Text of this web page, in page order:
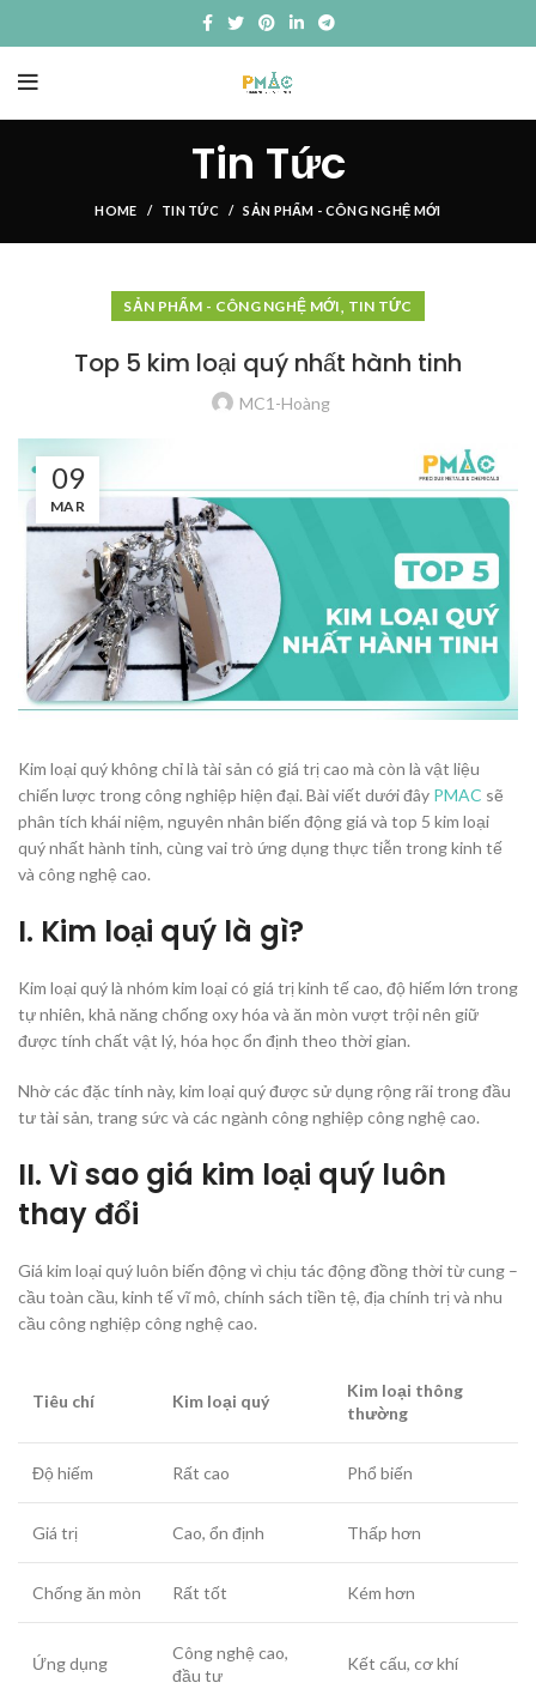
Tin Tức
HOME TIN TỨC SẢN PHẨM - CÔNG NGHỆ MỚI
SẢN PHẨM - CÔNG NGHỆ MỚI, TIN TỨC
Top 5 kim loại quý nhất hành tinh
MC1-Hoàng
09
MAR
Kim loại quý không chỉ là tài sản có giá trị cao mà còn là vật liệu
chiến lược trong công nghiệp hiện đại. Bài viết dưới đây PMAC sẽ
phân tích khái niệm, nguyên nhân biến động giá và top 5 kim loại
quý nhất hành tinh, cùng vai trò ứng dụng thực tiễn trong kinh tế
và công nghệ cao.
I. Kim loại quý là gì?
Kim loại quý là nhóm kim loại có giá trị kinh tế cao, độ hiếm lớn trong
tự nhiên, khả năng chống oxy hóa và ăn mòn vượt trội nên giữ
được tính chất vật lý, hóa học ổn định theo thời gian.
Nhờ các đặc tính này, kim loại quý được sử dụng rộng rãi trong đầu
tư tài sản, trang sức và các ngành công nghiệp công nghệ cao.
II. Vì sao giá kim loại quý luôn
thay đổi
Giá kim loại quý luôn biến động vì chịu tác động đồng thời từ cung –
cầu toàn cầu, kinh tế vĩ mô, chính sách tiền tệ, địa chính trị và nhu
cầu công nghiệp công nghệ cao.
Tiêu chí Kim loại quý
Kim loại thông
thường
Độ hiếm Rất cao Phổ biến
Giá trị Cao, ổn định Thấp hơn
Chống ăn mòn Rất tốt Kém hơn
Ứng dụng
Công nghệ cao,
đầu tư
Kết cấu, cơ khí